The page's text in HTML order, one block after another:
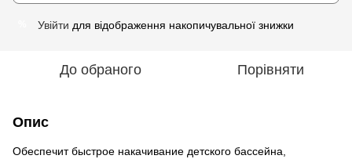
Увійти для відображення накопичувальної знижки
До обраного Порівняти
Опис
Обеспечит быстрое накачивание детского бассейна,